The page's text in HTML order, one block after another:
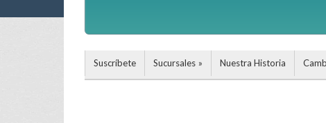
Suscríbete Sucursales Nuestra Historia